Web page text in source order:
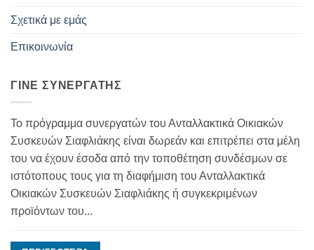
Σχετικά με εμάς
Επικοινωνία
ΓΊΝΕ ΣΥΝΕΡΓΆΤΗΣ
Το πρόγραμμα συνεργατών του Ανταλλακτικά Οικιακών
Συσκευών Σιαφλιάκης είναι δωρεάν και επιτρέπει στα μέλη
του να έχουν έσοδα από την τοποθέτηση συνδέσμων σε
ιστότοπους τους για τη διαφήμιση του Ανταλλακτικά
Οικιακών Συσκευών Σιαφλιάκης ή συγκεκριμένων
προϊόντων του...